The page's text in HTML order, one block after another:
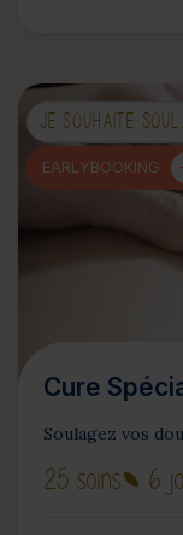
JE SOUHAITE
EARLYBOOKING
Cure
Soulagez vos
25 soins 6